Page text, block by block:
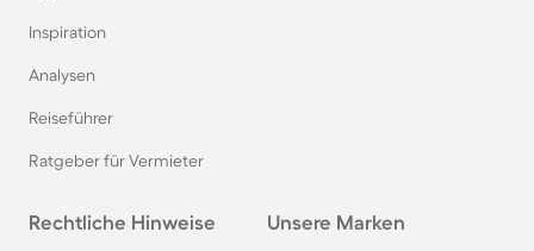
Inspiration
Analysen
Reiseführer
Ratgeber für Vermieter
Rechtliche Hinweise Unsere Marken